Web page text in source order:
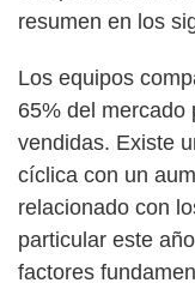
resumen en los
Los equipos
65% del mercado
vendidas. Existe
cíclica con un
relacionado con
particular este
factores